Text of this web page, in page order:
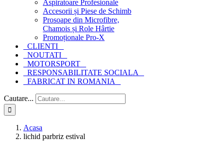
Aspiratoare Profesionale
Accesorii și Piese de Schimb
Prosoape din Microfibre,
Chamois și Role Hârtie
Promoționale Pro-X
CLIENTI
NOUTATI
MOTORSPORT
RESPONSABILITATE SOCIALA
FABRICAT IN ROMANIA
Cautare...
Acasa
lichid parbriz estival